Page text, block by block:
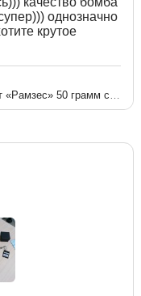
однозначно
крутое